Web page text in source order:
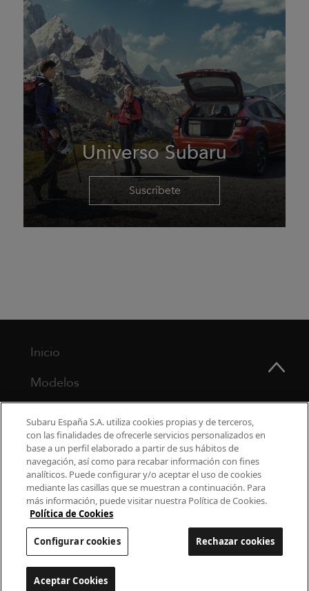
Universo Subaru
Suscríbete
Inicio
Modelos
Finance
Propietarios
Contacto
Universo Subaru
900 440 044
cac.subaru@subaru.es
Subaru España S.A. utiliza cookies propias y de terceros,
con las finalidades de ofrecerle servicios personalizados en
base a un perfil elaborado a partir de sus hábitos de
navegación, así como para recabar información con fines
analíticos. Puede configurar y/o aceptar el uso de cookies
mediante las casillas que se muestran a continuación. Para
más información, puede visitar nuestra Política de Cookies.
Política de Cookies
Configurar cookies Rechazar cookies
Aceptar Cookies